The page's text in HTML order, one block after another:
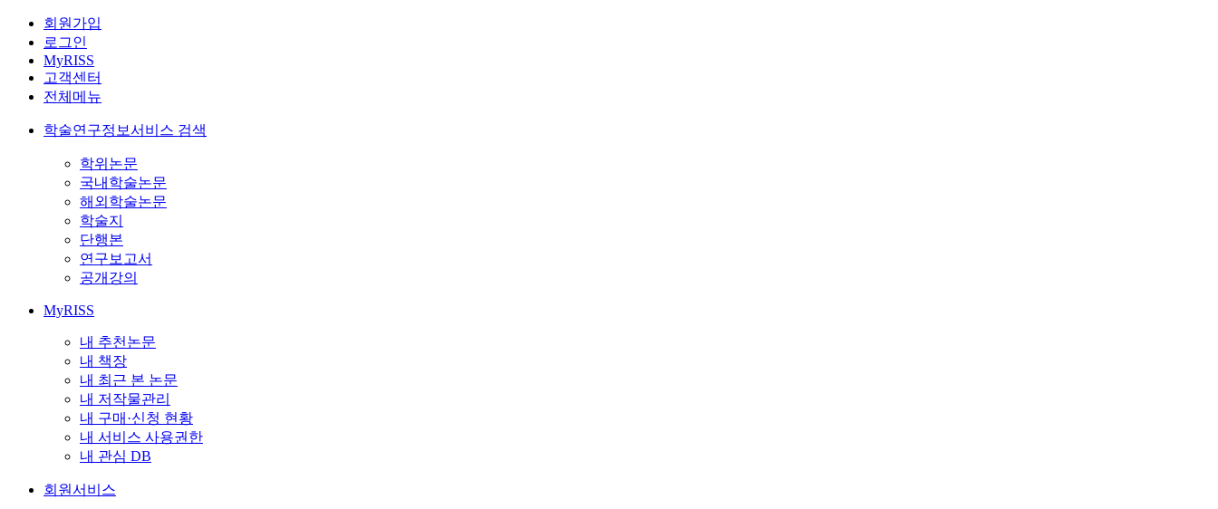
회원가입
로그인
MyRISS
고객센터
전체메뉴
학술연구정보서비스 검색
학위논문
국내학술논문
해외학술논문
학술지
단행본
연구보고서
공개강의
MyRISS
내 추천논문
내 책장
내 최근 본 논문
내 저작물관리
내 구매·신청 현황
내 서비스 사용권한
내 관심 DB
회원서비스